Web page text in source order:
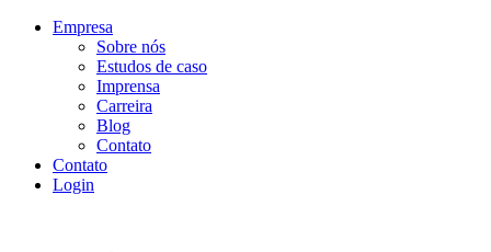
Empresa
Sobre nós
Estudos de caso
Imprensa
Carreira
Blog
Contato
Contato
Login